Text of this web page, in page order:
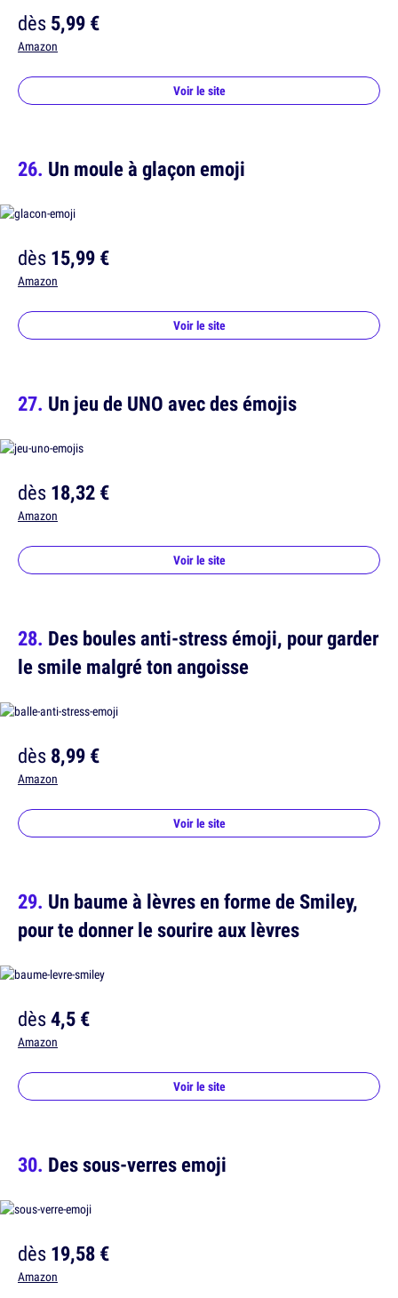
dès5,99 €
Amazon
Voir le site
Un moule à glaçon emoji
dès15,99 €
Amazon
Voir le site
Un jeu de UNO avec des émojis
dès18,32 €
Amazon
Voir le site
Des boules anti-stress émoji, pour garder
le smile malgré ton angoisse
dès8,99 €
Amazon
Voir le site
Un baume à lèvres en forme de Smiley,
pour te donner le sourire aux lèvres
dès4,5 €
Amazon
Voir le site
Des sous-verres emoji
dès19,58 €
Amazon